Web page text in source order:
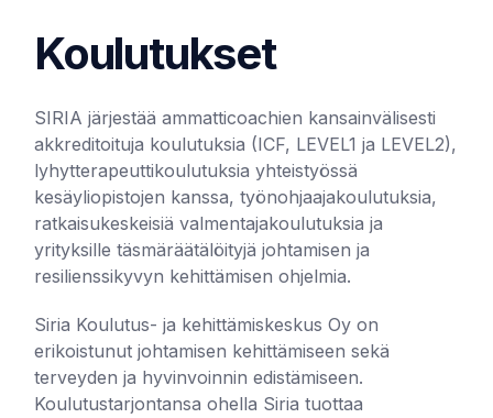
Koulutukset
SIRIA järjestää ammatticoachien kansainvälisesti
akkreditoituja koulutuksia (ICF, LEVEL1 ja LEVEL2),
lyhytterapeuttikoulutuksia yhteistyössä
kesäyliopistojen kanssa, työnohjaajakoulutuksia,
ratkaisukeskeisiä valmentajakoulutuksia ja
yrityksille täsmäräätälöityjä johtamisen ja
resilienssikyvyn kehittämisen ohjelmia.
Siria Koulutus- ja kehittämiskeskus Oy on
erikoistunut johtamisen kehittämiseen sekä
terveyden ja hyvinvoinnin edistämiseen.
Koulutustarjontansa ohella Siria tuottaa